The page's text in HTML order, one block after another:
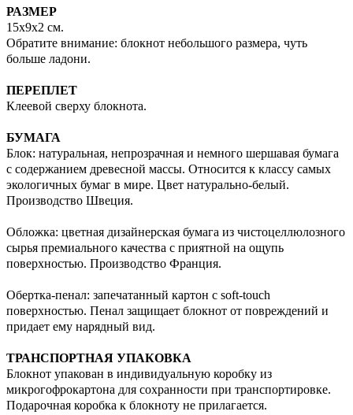
РАЗМЕР
15х9х2 см.
Обратите внимание: блокнот небольшого размера, чуть
больше ладони.
ПЕРЕПЛЕТ
Клеевой сверху блокнота.
БУМАГА
Блок: натуральная, непрозрачная и немного шершавая бумага
с содержанием древесной массы. Относится к классу самых
экологичных бумаг в мире. Цвет натурально-белый.
Производство Швеция.
Обложка: цветная дизайнерская бумага из чистоцеллюлозного
сырья премиального качества с приятной на ощупь
поверхностью. Производство Франция.
Обертка-пенал: запечатанный картон с soft-touch
поверхностью. Пенал защищает блокнот от повреждений и
придает ему нарядный вид.
ТРАНСПОРТНАЯ УПАКОВКА
Блокнот упакован в индивидуальную коробку из
микрогофрокартона для сохранности при транспортировке.
Подарочная коробка к блокноту не прилагается.